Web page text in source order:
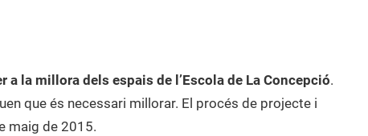
la millora dels espais de l’Escola de La Concepció.
que és necessari millorar. El procés de projecte i
maig de 2015.